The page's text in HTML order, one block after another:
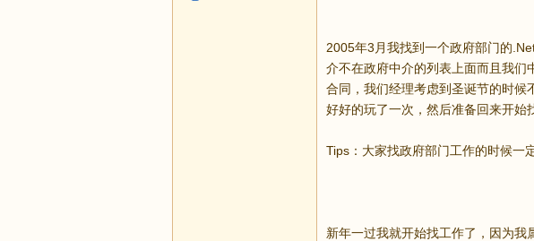
2005年3月我找到一个政府部门的
介不在政府中介的列表上面而且我们
合同，我们经理考虑到圣诞节的时候
好好的玩了一次，然后准备回来开始
Tips：大家找政府部门工作的时候一
新年一过我就开始找工作了，因为